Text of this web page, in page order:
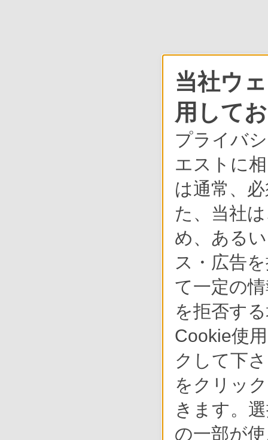
当社ウ
用して
プライバ
エストに
は通常、
た、当社
め、ある
ス・広告
て一定の
を拒否す
Cookie使
クして下
をクリッ
きます。
の一部が